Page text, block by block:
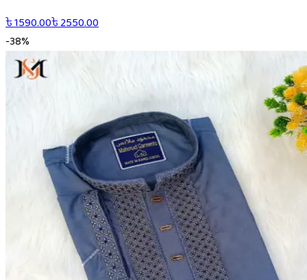
৳1590.00৳2550.00
-38%